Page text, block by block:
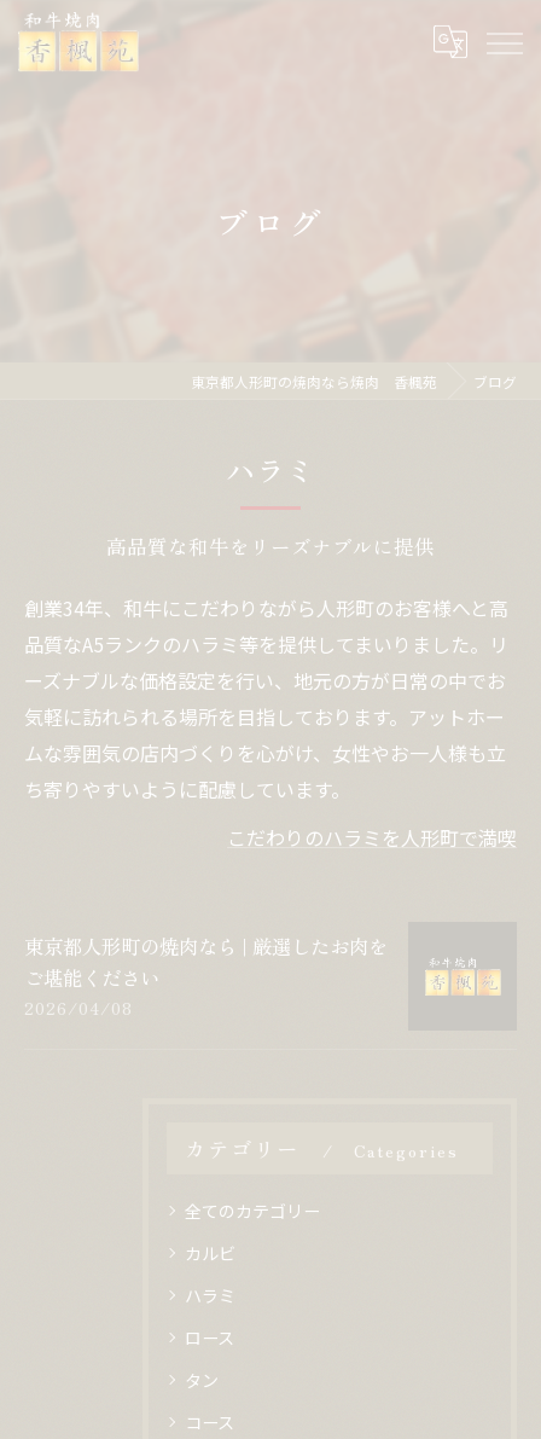
ブログ
東京都人形町の焼肉なら焼肉 香楓苑 ブログ
ハラミ
高品質な和牛をリーズナブルに提供
創業34年、和牛にこだわりながら人形町のお客様へと高
品質なA5ランクのハラミ等を提供してまいりました。リ
ーズナブルな価格設定を行い、地元の方が日常の中でお
気軽に訪れられる場所を目指しております。アットホー
ムな雰囲気の店内づくりを心がけ、女性やお一人様も立
ち寄りやすいように配慮しています。
こだわりのハラミを人形町で満喫
東京都人形町の焼肉なら | 厳選したお肉を
ご堪能ください
2026/04/08
カテゴリー Categories
全てのカテゴリー
カルビ
ハラミ
ロース
タン
コース